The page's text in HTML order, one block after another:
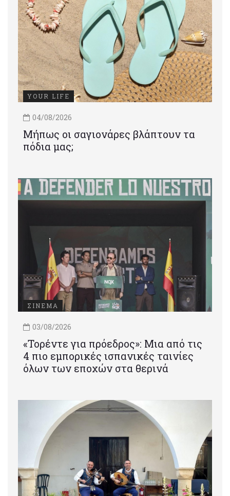
YOUR LIFE
04/08/2026
Μήπως οι σαγιονάρες βλάπτουν τα
πόδια μας;
ΣΙΝΕΜΑ
03/08/2026
«Τορέντε για πρόεδρος»: Mια από τις
4 πιο εμπορικές ισπανικές ταινίες
όλων των εποχών στα θερινά